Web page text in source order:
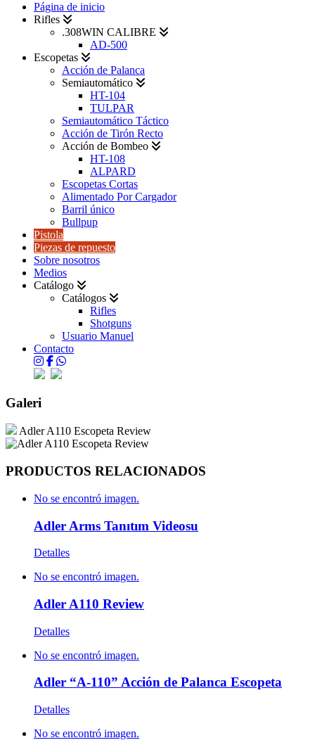
Página de inicio
Rifles
.308WIN CALIBRE
AD-500
Escopetas
Acción de Palanca
Semiautomático
HT-104
TULPAR
Semiautomático Táctico
Acción de Tirón Recto
Acción de Bombeo
HT-108
ALPARD
Escopetas Cortas
Alimentado Por Cargador
Barril único
Bullpup
Pistola
Piezas de repuesto
Sobre nosotros
Medios
Catálogo
Catálogos
Rifles
Shotguns
Usuario Manuel
Contacto
Galeri
Adler A110 Escopeta Review
PRODUCTOS RELACIONADOS
No se encontró imagen.
Adler Arms Tanıtım Videosu
Detalles
No se encontró imagen.
Adler A110 Review
Detalles
No se encontró imagen.
Adler “A-110” Acción de Palanca Escopeta
Detalles
No se encontró imagen.